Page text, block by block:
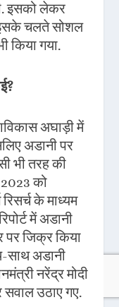
इसको लेकर
इसके चलते सोशल
किया गया.
अघाड़ी में
अडानी पर
भी तरह की
को
के माध्यम
में अडानी
पर जिक्र किया
अडानी
नरेंद्र मोदी
उठाए गए.